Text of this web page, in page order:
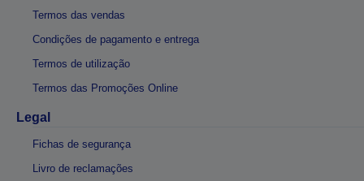
Termos das vendas
Condições de pagamento e entrega
Termos de utilização
Termos das Promoções Online
Legal
Fichas de segurança
Livro de reclamações